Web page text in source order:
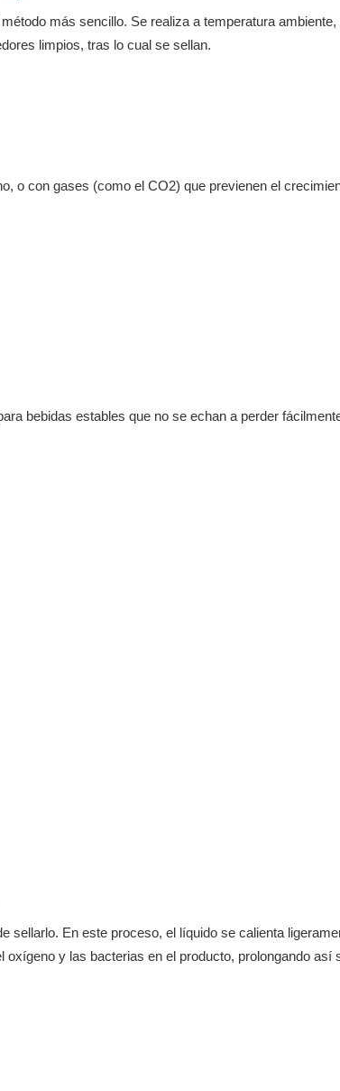
más sencillo. Se realiza a temperatura ambiente,
limpios, tras lo cual se sellan.
o con gases (como el CO2) que previenen el
bebidas estables que no se echan a perder
sellarlo. En este proceso, el líquido se calienta
y las bacterias en el producto, prolongando así